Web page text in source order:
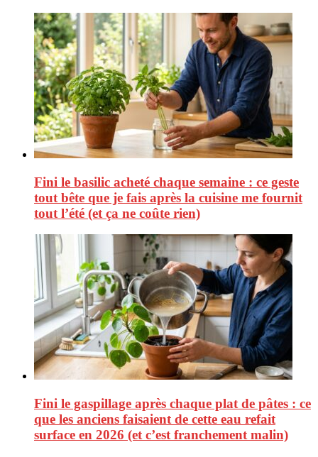
Fini le basilic acheté chaque semaine : ce geste
tout bête que je fais après la cuisine me fournit
tout l’été (et ça ne coûte rien)
Fini le gaspillage après chaque plat de pâtes : ce
que les anciens faisaient de cette eau refait
surface en 2026 (et c’est franchement malin)